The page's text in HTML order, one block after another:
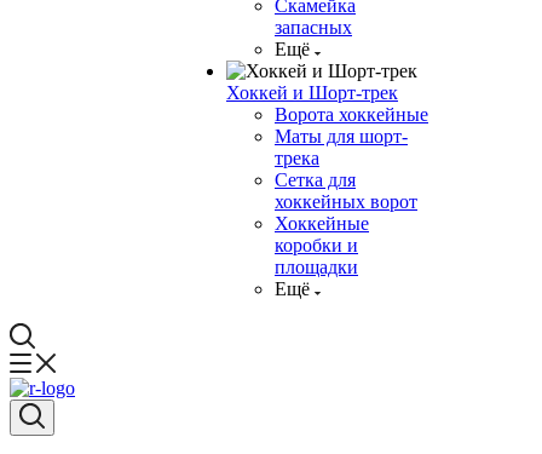
Скамейка
запасных
Ещё
Хоккей и Шорт-трек
Ворота хоккейные
Маты для шорт-
трека
Сетка для
хоккейных ворот
Хоккейные
коробки и
площадки
Ещё